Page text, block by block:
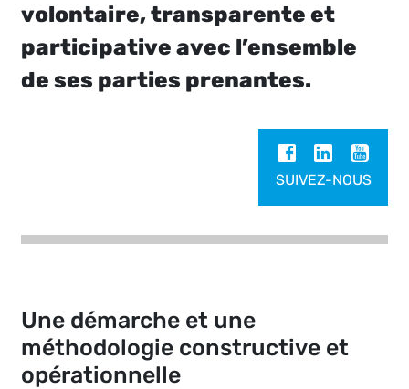
volontaire, transparente et
participative avec l’ensemble
de ses parties prenantes.
SUIVEZ-NOUS
Une démarche et une
méthodologie constructive et
opérationnelle